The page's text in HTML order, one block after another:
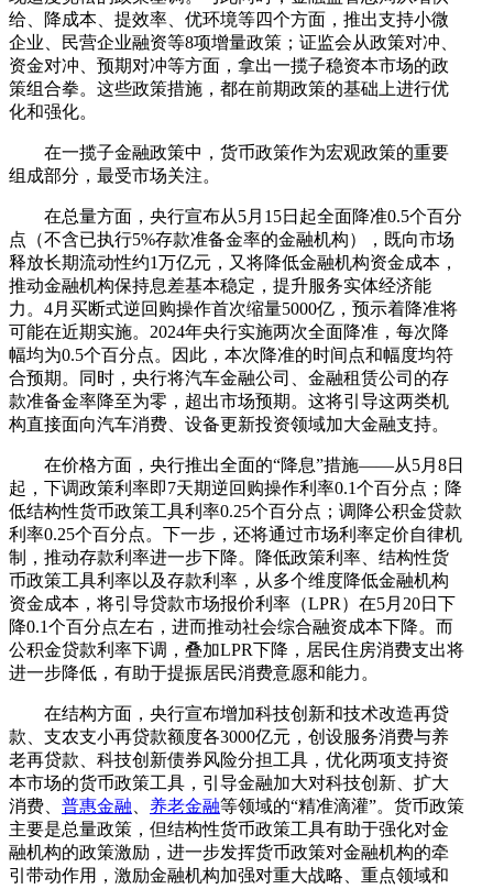
给、降成本、提效率、优环境等四个方面，推出支持小微
企业、民营企业融资等8项增量政策；证监会从政策对冲、
资金对冲、预期对冲等方面，拿出一揽子稳资本市场的政
策组合拳。这些政策措施，都在前期政策的基础上进行优
化和强化。
在一揽子金融政策中，货币政策作为宏观政策的重要
组成部分，最受市场关注。
在总量方面，央行宣布从5月15日起全面降准0.5个百分
点（不含已执行5%存款准备金率的金融机构），既向市场
释放长期流动性约1万亿元，又将降低金融机构资金成本，
推动金融机构保持息差基本稳定，提升服务实体经济能
力。4月买断式逆回购操作首次缩量5000亿，预示着降准将
可能在近期实施。2024年央行实施两次全面降准，每次降
幅均为0.5个百分点。因此，本次降准的时间点和幅度均符
合预期。同时，央行将汽车金融公司、金融租赁公司的存
款准备金率降至为零，超出市场预期。这将引导这两类机
构直接面向汽车消费、设备更新投资领域加大金融支持。
在价格方面，央行推出全面的“降息”措施——从5月8日
起，下调政策利率即7天期逆回购操作利率0.1个百分点；降
低结构性货币政策工具利率0.25个百分点；调降公积金贷款
利率0.25个百分点。下一步，还将通过市场利率定价自律机
制，推动存款利率进一步下降。降低政策利率、结构性货
币政策工具利率以及存款利率，从多个维度降低金融机构
资金成本，将引导贷款市场报价利率（LPR）在5月20日下
降0.1个百分点左右，进而推动社会综合融资成本下降。而
公积金贷款利率下调，叠加LPR下降，居民住房消费支出将
进一步降低，有助于提振居民消费意愿和能力。
在结构方面，央行宣布增加科技创新和技术改造再贷
款、支农支小再贷款额度各3000亿元，创设服务消费与养
老再贷款、科技创新债券风险分担工具，优化两项支持资
本市场的货币政策工具，引导金融加大对科技创新、扩大
消费、 普惠金融 养老金融等领域的“精准滴灌”。货币政策
主要是总量政策，但结构性货币政策工具有助于强化对金
融机构的政策激励，进一步发挥货币政策对金融机构的牵
引带动作用，激励金融机构加强对重大战略、重点领域和